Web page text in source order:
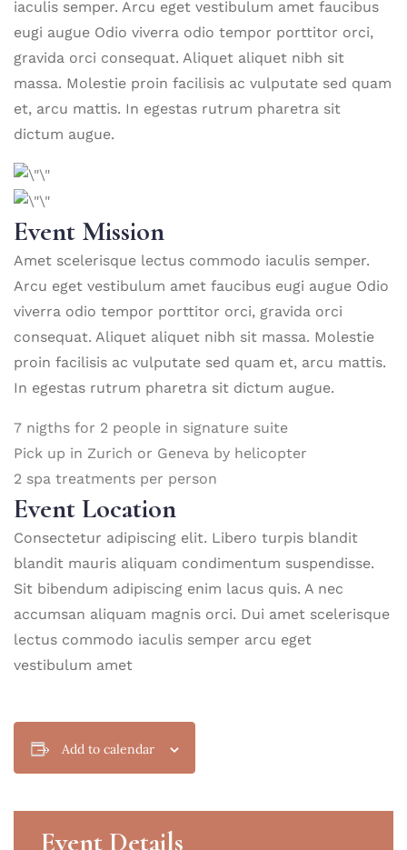
iaculis semper. Arcu eget vestibulum amet faucibus
eugi augue Odio viverra odio tempor porttitor orci,
gravida orci consequat. Aliquet aliquet nibh sit
massa. Molestie proin facilisis ac vulputate sed quam
et, arcu mattis. In egestas rutrum pharetra sit
dictum augue.
Event Mission
Amet scelerisque lectus commodo iaculis semper.
Arcu eget vestibulum amet faucibus eugi augue Odio
viverra odio tempor porttitor orci, gravida orci
consequat. Aliquet aliquet nibh sit massa. Molestie
proin facilisis ac vulputate sed quam et, arcu mattis.
In egestas rutrum pharetra sit dictum augue.
7 nigths for 2 people in signature suite
Pick up in Zurich or Geneva by helicopter
2 spa treatments per person
Event Location
Consectetur adipiscing elit. Libero turpis blandit
blandit mauris aliquam condimentum suspendisse.
Sit bibendum adipiscing enim lacus quis. A nec
accumsan aliquam magnis orci. Dui amet scelerisque
lectus commodo iaculis semper arcu eget
vestibulum amet
Add to calendar
Event Details